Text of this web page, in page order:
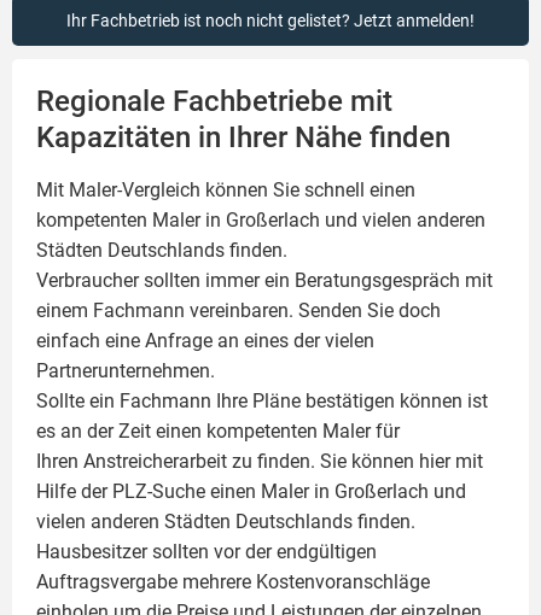
Ihr Fachbetrieb ist noch nicht gelistet? Jetzt anmelden!
Regionale Fachbetriebe mit
Kapazitäten in Ihrer Nähe finden
Mit Maler-Vergleich können Sie schnell einen
kompetenten Malerin Großerlach und vielen anderen
Städten Deutschlands finden.
Verbraucher sollten immer ein Beratungsgespräch mit
einem Fachmann vereinbaren. Senden Sie doch
einfach eine Anfrage an eines der vielen
Partnerunternehmen.
Sollte ein Fachmann Ihre Pläne bestätigen können ist
es an der Zeit einen kompetenten Maler für
Ihren Anstreicherarbeit zu finden. Sie können hier mit
Hilfe der PLZ-Suche einen Maler in Großerlach und
vielen anderen Städten Deutschlands finden.
Hausbesitzer sollten vor der endgültigen
Auftragsvergabe mehrere Kostenvoranschläge